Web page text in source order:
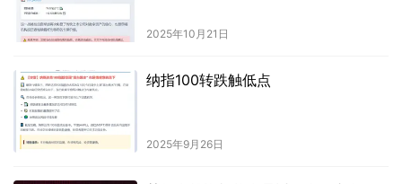
2025年10月21日
纳指100转跌触低点
2025年9月26日